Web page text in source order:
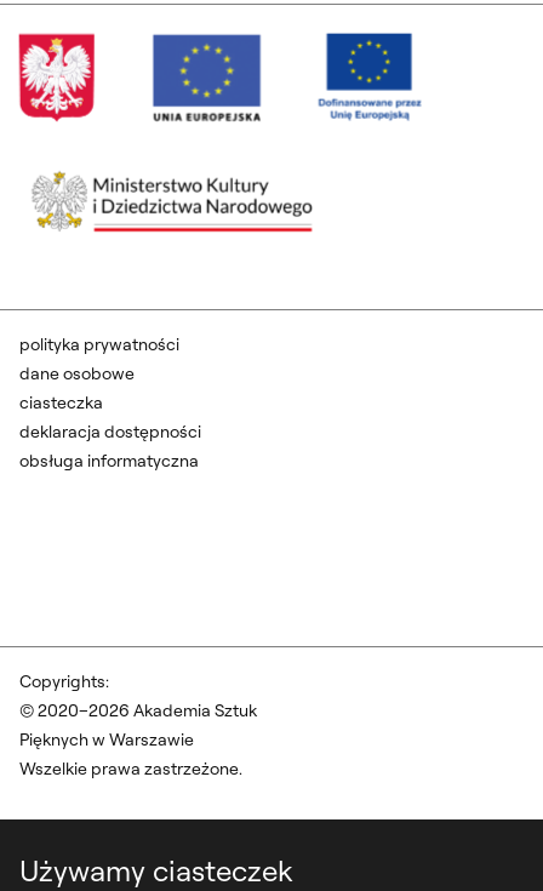
Używamy ciasteczek
Copyrights:
© 2020–2026 Akademia Sztuk
Pięknych w Warszawie
Wszelkie prawa zastrzeżone.
polityka prywatności
dane osobowe
ciasteczka
deklaracja dostępności
obsługa informatyczna